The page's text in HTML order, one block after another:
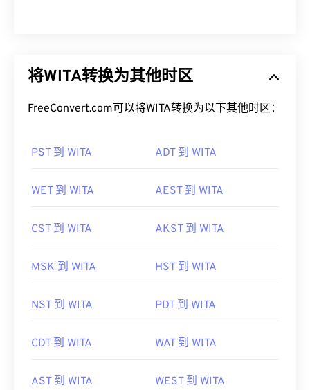
将WITA转换为其他时区
FreeConvert.com可以将WITA转换为以下其他时区：
PST 到 WITA ADT 到 WITA
WET 到 WITA AEST 到 WITA
CST 到 WITA AKST 到 WITA
MSK 到 WITA HST 到 WITA
NST 到 WITA PDT 到 WITA
CDT 到 WITA WAT 到 WITA
AST 到 WITA WEST 到 WITA